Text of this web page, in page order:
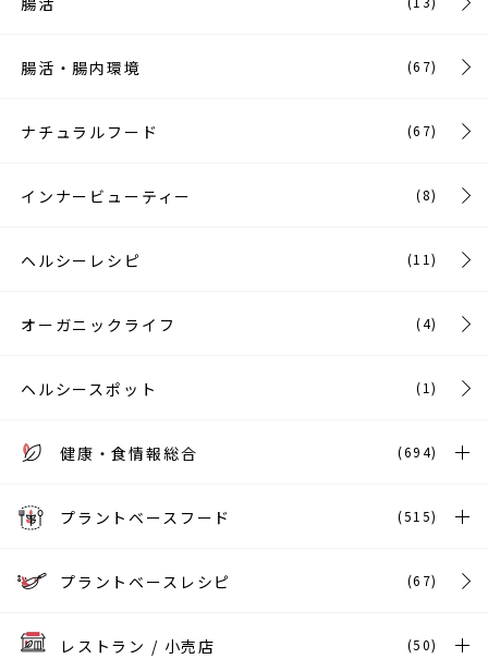
腸活・腸内環境 (67)
ナチュラルフード (67)
インナービューティー (8)
ヘルシーレシピ (11)
オーガニックライフ (4)
ヘルシースポット (1)
健康・食情報総合 (694)
プラントベースフード (515)
プラントベースレシピ (67)
レストラン / 小売店 (50)